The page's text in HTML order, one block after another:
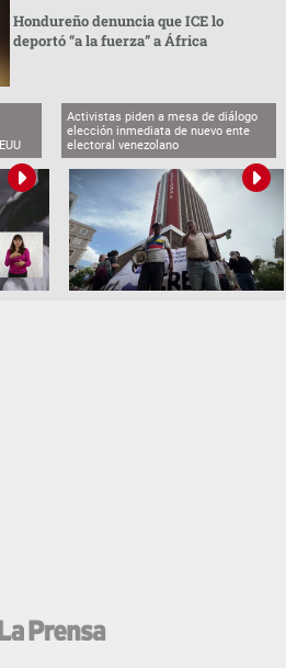
Hondureño denuncia que ICE lo
deportó “a la fuerza” a África
Activistas piden a mesa de diálogo
elección inmediata de nuevo ente
electoral venezolano